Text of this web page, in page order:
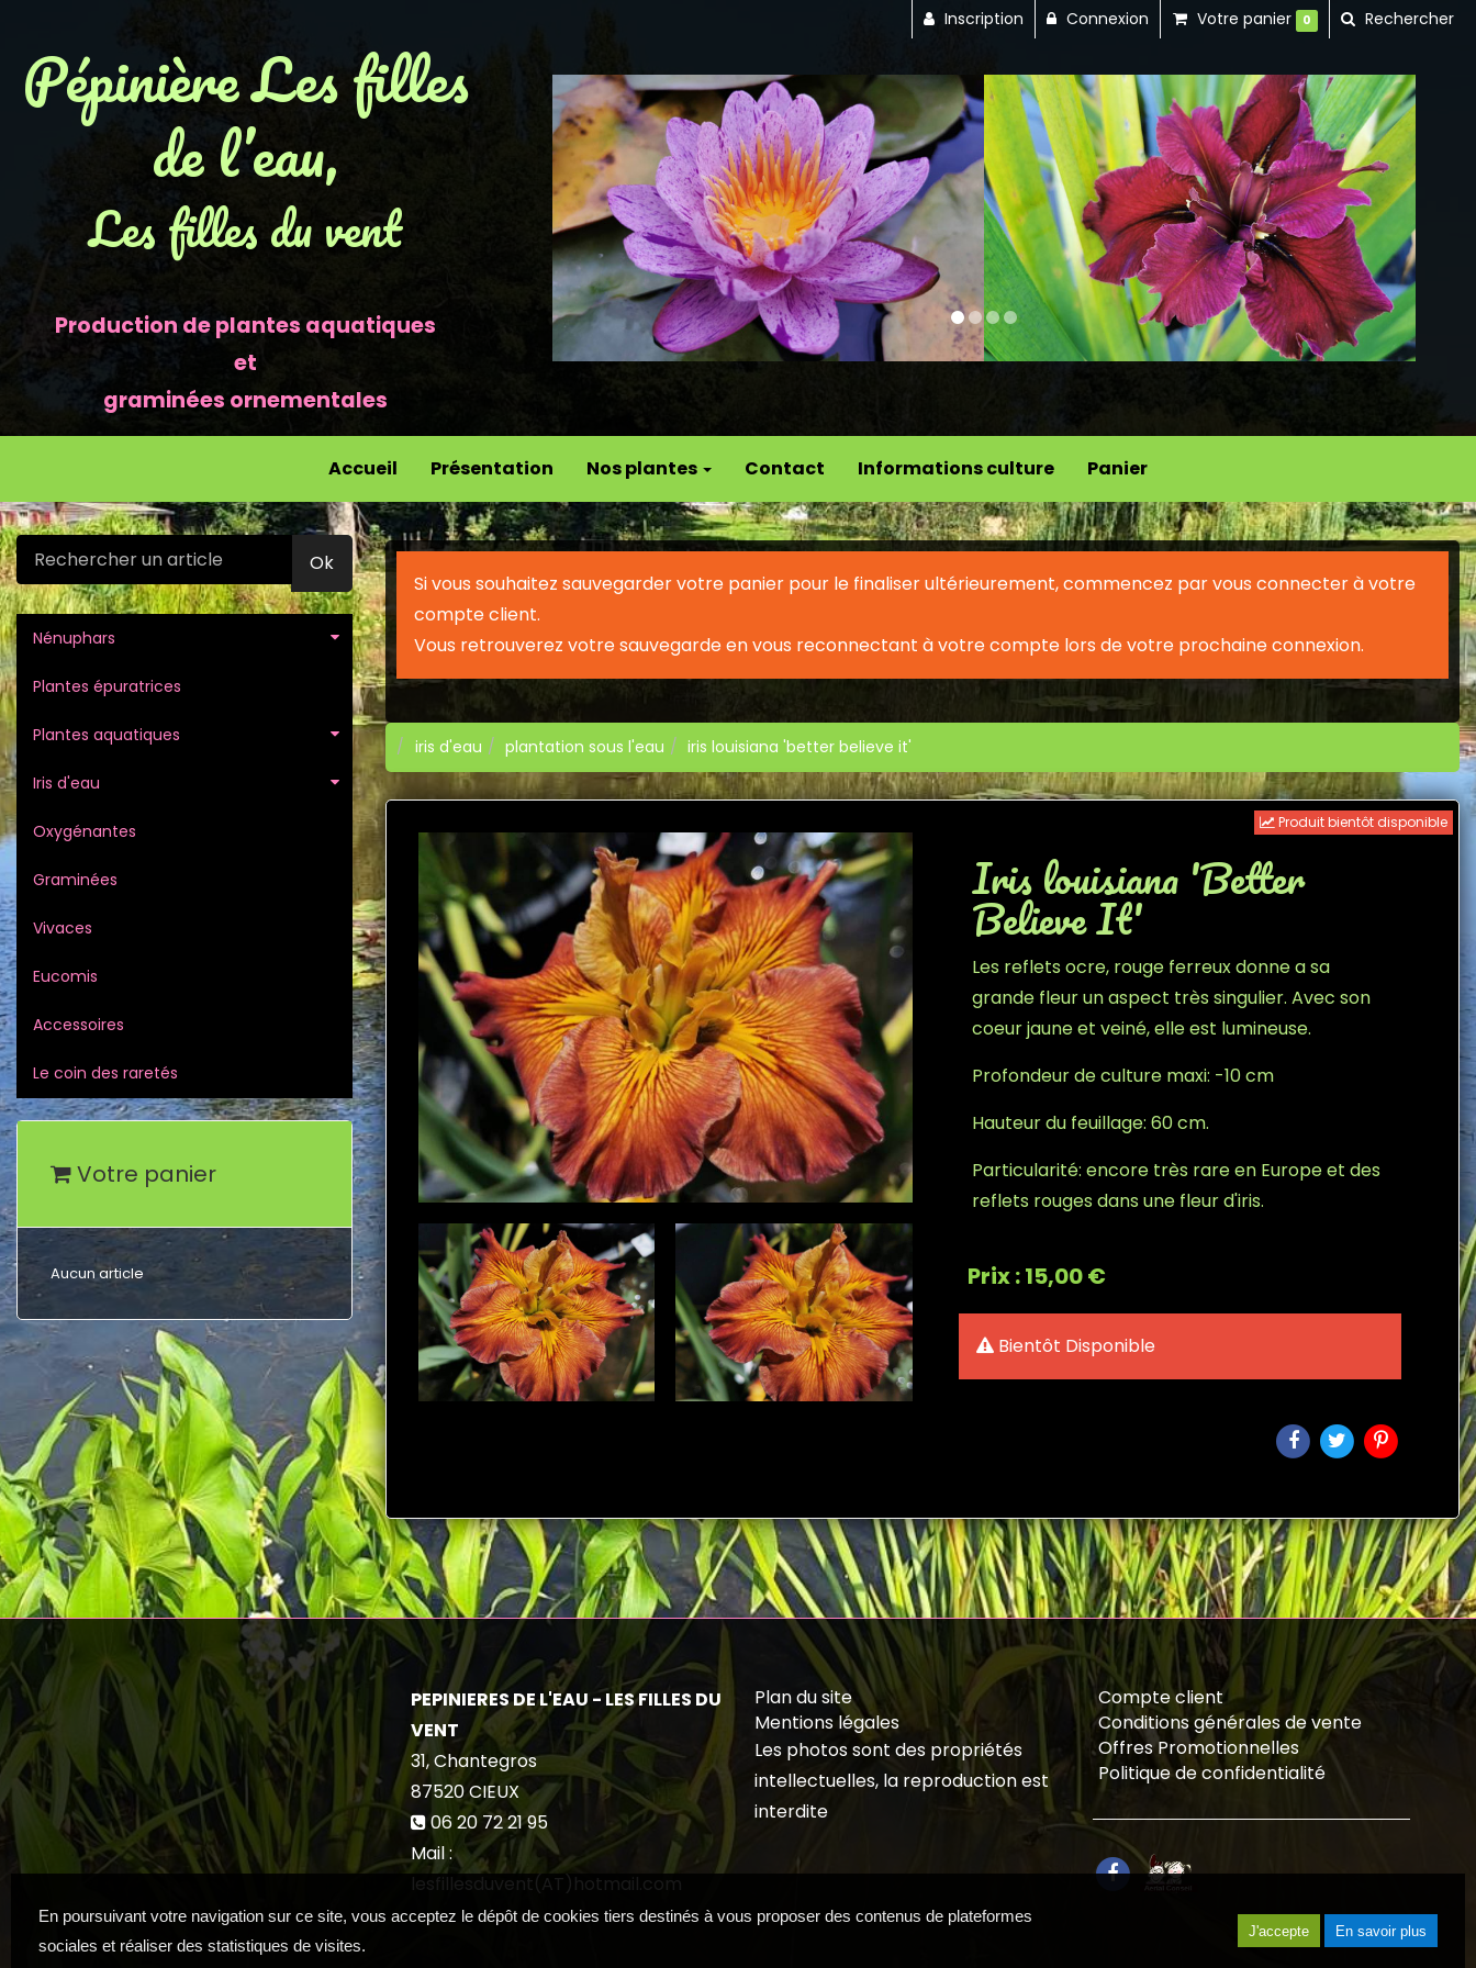
Pépinière Les filles
de l’eau,
Les filles du vent
Production de plantes aquatiques
et
graminées ornementales
Previous Next
Accueil Présentation Nos plantes Contact Informations culture Panier
Si vous souhaitez sauvegarder votre panier pour le finaliser ultérieurement, commencez par vous connecter à votre
compte client.
Vous retrouverez votre sauvegarde en vous reconnectant à votre compte lors de votre prochaine connexion.
iris d'eau plantation sous l'eau iris louisiana 'better believe it'
Produit bientôt disponible
Iris louisiana 'Better
Believe It'
Les reflets ocre, rouge ferreux donne a sa
grande fleur un aspect très singulier. Avec son
coeur jaune et veiné, elle est lumineuse.
Profondeur de culture maxi: -10 cm
Hauteur du feuillage: 60 cm.
Particularité: encore très rare en Europe et des
reflets rouges dans une fleur d'iris.
Prix : 15,00 €
Bientôt Disponible
Ok
Nénuphars
Plantes épuratrices
Plantes aquatiques
Iris d'eau
Oxygénantes
Graminées
Vivaces
Eucomis
Accessoires
Le coin des raretés
Votre panier
Aucun article
Inscription Connexion Votre panier 0 Rechercher
PEPINIERES DE L'EAU - LES FILLES DU
VENT
31, Chantegros
87520CIEUX
06 20 72 21 95
Mail :
lesfillesduvent(AT)hotmail.com
Plan du site
Mentions légales
Les photos sont des propriétés
intellectuelles, la reproduction est
interdite
Compte client
Conditions générales de vente
Offres Promotionnelles
Politique de confidentialité
En poursuivant votre navigation sur ce site, vous acceptez le dépôt de cookies tiers destinés à vous proposer des contenus de plateformes
sociales et réaliser des statistiques de visites.
J'accepte En savoir plus